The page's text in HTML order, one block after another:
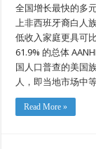
全国增长最快的多
上非西班牙裔白人
低收入家庭更具可
61.9% 的总体
国人口普查的美国
人，即当地市场中
Read More »